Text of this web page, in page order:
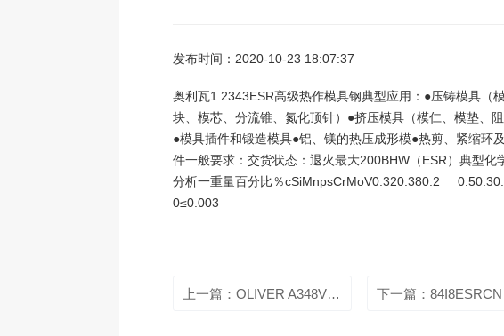
发布时间：2020-10-23 18:07:37
奥利瓦1.2343ESR高级热作模具钢典型应用：●压铸模具（
块、模芯、分流锥、氮化顶针）●挤压模具（模仁、模垫、阻
●模具插件和锻造模具●铝、镁的热压成形模●热剪、紧缩环
件一般要求：交货状态：退火最大200BHW（ESR）典型化
分析一重量百分比％cSiMnpsCrMoV0.320.380.2
0≤0.003
上一篇：OLIVER A348VMR（真空电渣）